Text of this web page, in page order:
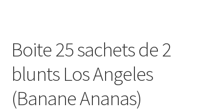
Menthol
Briquets
Chichas
Boite 25 sachets de 2
blunts Los Angeles
(Banane Ananas)